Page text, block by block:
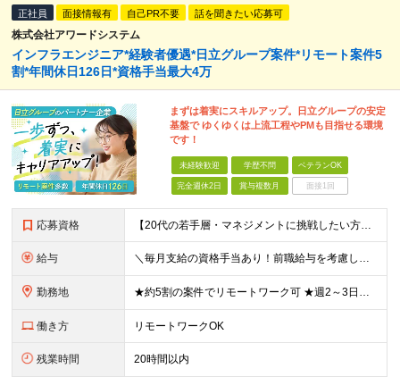
正社員 面接情報有 自己PR不要 話を聞きたい応募可
株式会社アワードシステム
インフラエンジニア*経験者優遇*日立グループ案件*リモート案件5
割*年間休日126日*資格手当最大4万
まずは着実にスキルアップ。日立グループの安定
基盤で ゆくゆくは上流工程やPMも目指せる環境
です！
未経験歓迎 学歴不問 ベテランOK
完全週休2日 賞与複数月 面接1回
応募資格 【20代の若手層・マネジメントに挑戦したい方歓迎】 ●学歴不問 ●ITに関する何らかの知識や実務経験がある方 （※IT実務未経験でも、金融・公共系の業務知識をお持ちであればOKです！） ★こんな方
給与 ＼毎月支給の資格手当あり！前職給与を考慮し相談します／ 月給30万円～50万円＋賞与年2回＋各種手当 ※ご経験・スキルなどを考慮の上、当社規定により優遇 ※固定残業代（30時間分／月57,200円～
勤務地 ★約5割の案件でリモートワーク可 ★週2～3日在宅勤務OK 各プロジェクト先（東京23区内／横浜市／川崎市）または本社での勤務となります。 【本社】神奈川県横浜市中区扇町2-4-2 ※(変更の範
働き方 リモートワークOK
残業時間 20時間以内